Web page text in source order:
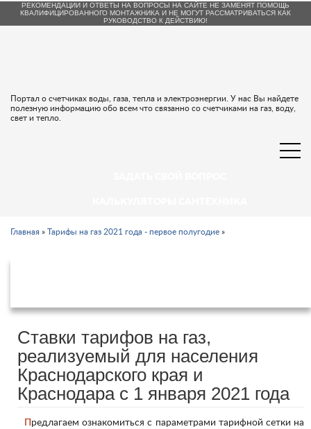
РЕКОМЕНДАЦИИ И ОТВЕТЫ НА ВОПРОСЫ НА САЙТЕ НЕ ЗАМЕНЯТ ПОМОЩЬ
КВАЛИФИЦИРОВАННОГО МОНТАЖНИКА И НЕ МОГУТ РАССМАТРИВАТЬСЯ КАК
РУКОВОДСТВО К ДЕЙСТВИЮ!
Портал о счетчиках воды, газа, тепла и электроэнергии. У нас Вы найдете
полезную информацию обо всем что связанно со счетчиками на газ, воду,
свет и тепло.
Главная » Тарифы на газ 2021 года - первое полугодие »
Ставки тарифов на газ,
реализуемый для населения
Краснодарского края и
Краснодара с 1 января 2021 года